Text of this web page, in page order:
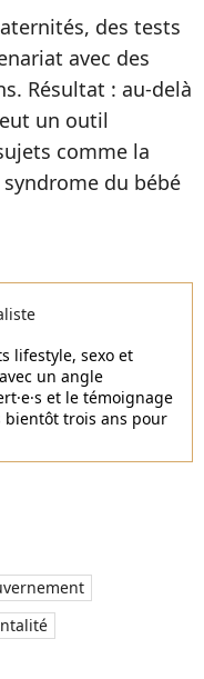
des tests
avec des
Résultat : au-delà
un outil
comme la
du bébé
lifestyle, sexo et
un angle
et le témoignage
bientôt trois ans pour